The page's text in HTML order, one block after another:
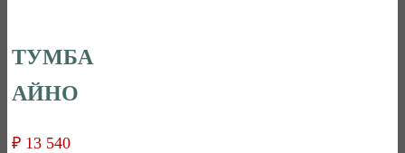
ТУМБА
АЙНО
₽ 13 540